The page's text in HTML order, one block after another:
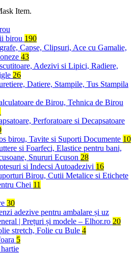
Item.
birou 190
Capse, Clipsuri, Ace cu Gamalie,
43
Adezivi si Lipici, Radiere,
26
Datiere, Stampile, Tus Stampila
de Birou, Tehnica de Birou
Perforatoare si Decapsatoare
birou, Tavite si Suporti Documente 10
si Foarfeci, Elastice pentru bani,
Snururi Ecuson 28
si Indecsi Autoadezivi 16
Birou, Cutii Metalice si Etichete
Chei 11
30
adezive pentru ambalare și uz
| Prețuri și modele – Elhor.ro 20
stretch, Folie cu Bule 4
5